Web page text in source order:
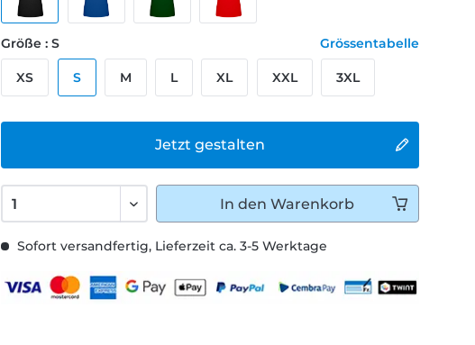
Sofort versandfertig, Lieferzeit ca. 3-5 Werktage
Jetzt gestalten
Größe : S Grössentabelle
XS S M L XL XXL 3XL
In den Warenkorb